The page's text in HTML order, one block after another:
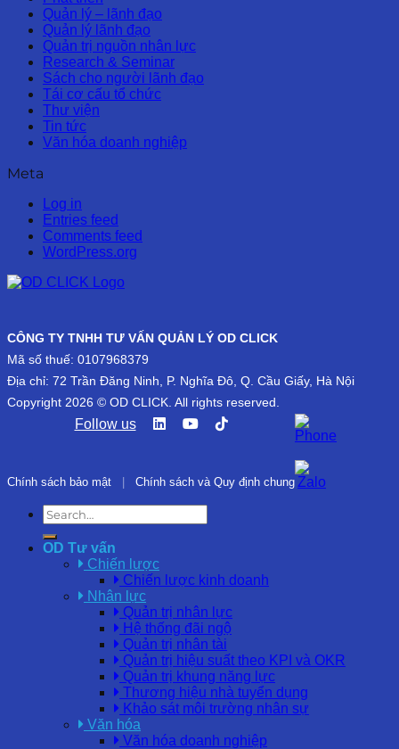
Quản lý – lãnh đạo
Quản lý lãnh đạo
Quản trị nguồn nhân lực
Research & Seminar
Sách cho người lãnh đạo
Tái cơ cấu tổ chức
Thư viện
Tin tức
Văn hóa doanh nghiệp
Meta
Log in
Entries feed
Comments feed
WordPress.org
CÔNG TY TNHH TƯ VẤN QUẢN LÝ OD CLICK
Mã số thuế: 0107968379
Địa chỉ: 72 Trần Đăng Ninh, P. Nghĩa Đô, Q. Cầu Giấy, Hà Nội
Copyright 2026 © OD CLICK. All rights reserved.
Follow us
Chính sách bảo mật | Chính sách và Quy định chung
OD Tư vấn
Chiến lược
Chiến lược kinh doanh
Nhân lực
Quản trị nhân lực
Hệ thống đãi ngộ
Quản trị nhân tài
Quản trị hiệu suất theo KPI và OKR
Quản trị khung năng lực
Thương hiệu nhà tuyển dụng
Khảo sát môi trường nhân sự
Văn hóa
Văn hóa doanh nghiệp